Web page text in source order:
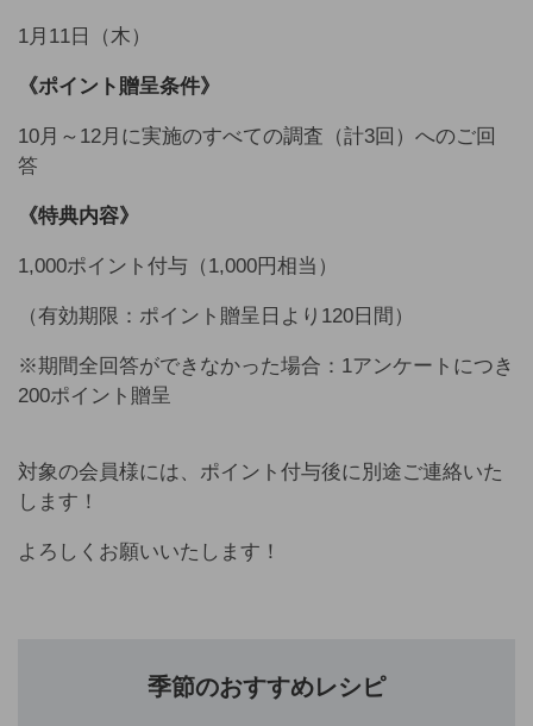
1月11日（木）
《ポイント贈呈条件》
10月～12月に実施のすべての調査（計3回）へのご回
答
《特典内容》
1,000ポイント付与（1,000円相当）
（有効期限：ポイント贈呈日より120日間）
※期間全回答ができなかった場合：1アンケートにつき
200ポイント贈呈
対象の会員様には、ポイント付与後に別途ご連絡いた
します！
よろしくお願いいたします！
季節のおすすめレシピ